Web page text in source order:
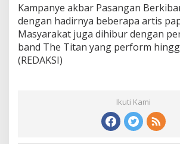
Kampanye akbar Pasangan
dengan hadirnya beberapa artis
Masyarakat juga dihibur dengan
band The Titan yang perform
(REDAKSI)
Ikuti Kami